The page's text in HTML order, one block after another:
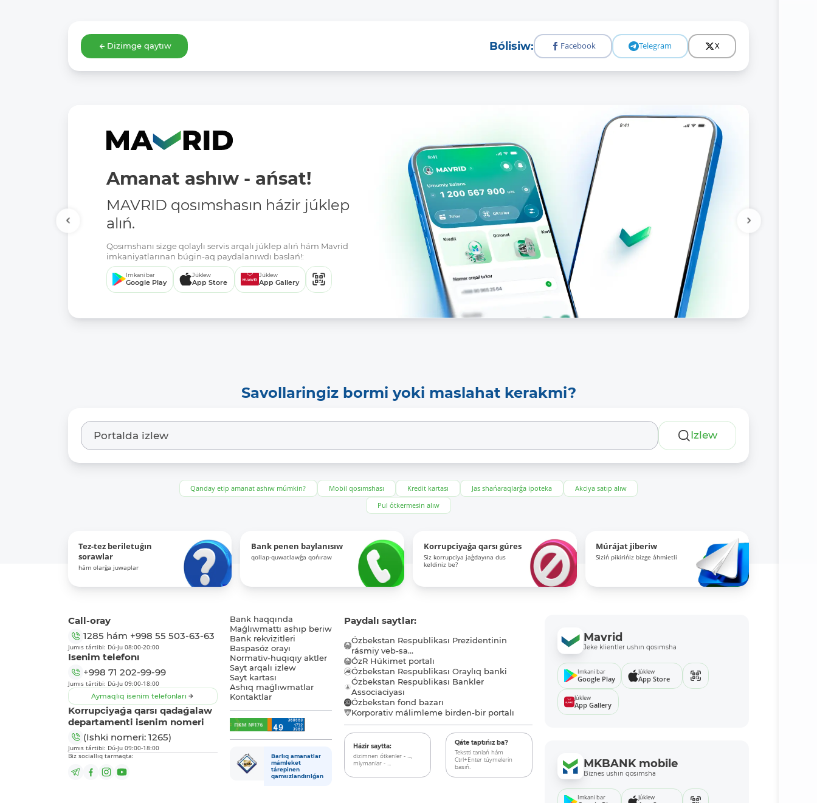
Dizimge qaytıw Bólisiw: Facebook Telegram X
Amanat ashıw - ańsat!
MAVRID qosımshasın házir júklep
alıń.
Qosımshanı sizge qolaylı servis arqalı júklep alıń hám Mavrid
imkaniyatlarınan búgin-aq paydalanıwdı baslań!:
Imkani bar
Google Play
Júklew
App Store
Júklew
App Gallery
Savollaringiz bormi yoki maslahat kerakmi?
Izlew
Qanday etip amanat ashıw múmkin? Mobil qosımshası Kredit kartası Jas shańaraqlarǵa ipoteka
Akciya satıp alıw
Pul ótkermesin alıw
Tez-tez beriletuǵın
sorawlar
hám olarǵa juwaplar
Bank penen baylanısıw
qollap-quwatlawǵa qońıraw
Korrupciyaǵa qarsı gúres
Siz korrupciya jaǵdayına dus
keldiniz be?
Múrájat jiberiw
Siziń pikirińiz bizge áhmietli
Call-oray
1285 hám +998 55 503-63-63
Jumıs tártibi: Dú-Ju 08:00-20:00
Isenim telefonı
+998 71 202-99-99
Jumıs tártibi: Dú-Ju 09:00-18:00
Aymaqlıq isenim telefonları
Korrupciyaǵa qarsı qadaǵalaw
departamenti isenim nomeri
(Ishki nomeri: 1265)
Jumıs tártibi: Dú-Ju 09:00-18:00
Biz sociallıq tarmaqta:
Bank haqqında
Maǵlıwmattı ashıp beriw
Bank rekvizitleri
Baspasóz orayı
Normativ-huqıqıy aktler
Sayt arqalı izlew
Sayt kartası
Ashıq maǵlıwmatlar
Kontaktlar
Barlıq amanatlar
mámleket
tárepinen
qamsızlandırılǵan
Paydalı saytlar:
Ózbekstan Respublikası Prezidentinin
rásmiy veb-sa...
ÓzR Húkimet portalı
Ózbekstan Respublikası Oraylıq banki
Ózbekstan Respublikası Bankler
Associaciyası
Ózbekstan fond bazarı
Korporativ málimleme birden-bir portalı
Házir saytta:
dizimnen ótkenler - ...,
miymanlar - ...
Qáte taptıńız ba?
Tekstti tanlań hám
Ctrl+Enter túymelerin
basıń.
Mavrid
Jeke klientler ushın qosımsha
Imkani bar
Google Play
Júklew
App Store
Júklew
App Gallery
MKBANK mobile
Biznes ushın qosımsha
Imkani bar Júklew